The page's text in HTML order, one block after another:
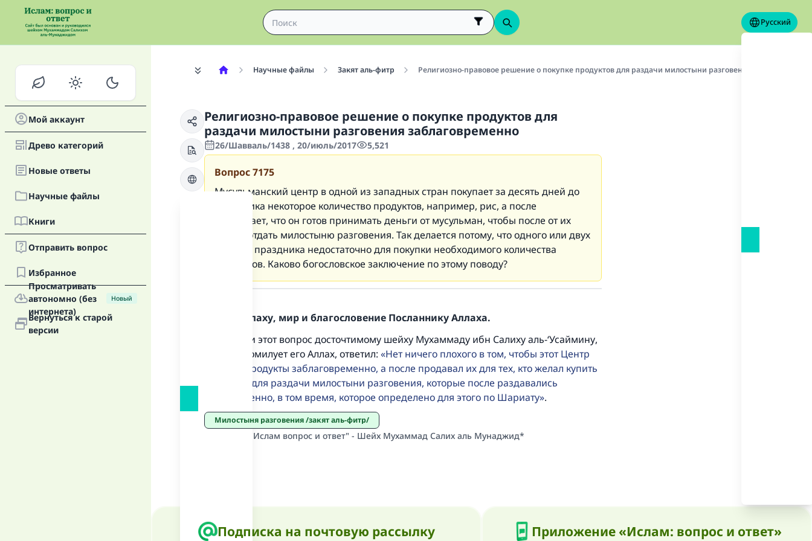
Русский
Мой аккаунт
Древо категорий
Новые oтветы
Научные файлы
Книги
Отправить вопрос
Избранное
Просматривать
автономно (без
интернета)
Новый
Вернуться к старой
версии
Научные файлы Закят аль-фитр Религиозно-правовое решение о покупке продуктов для раздачи милостыни разговения
Религиозно-правовое решение о покупке продуктов для
раздачи милостыни разговения заблаговременно
26/Шавваль/1438 , 20/июль/2017 5,521
Вопрос7175
Мусульманский центр в одной из западных стран покупает за десять дней до
праздника некоторое количество продуктов, например, рис, а после
оповещает, что он готов принимать деньги от мусульман, чтобы после от их
имени отдать милостыню разговения. Так делается потому, что одного или двух
дней до праздника недостаточно для покупки необходимого количества
продуктов. Каково богословское заключение по этому поводу?
Хвала Аллаху, мир и благословение Посланнику Аллаха.
Мы задали этот вопрос досточтимому шейху Мухаммаду ибн Салиху аль-‘Усаймину,
и он, да помилует его Аллах, ответил:
Нет ничего плохого в том, чтобы этот Центр
покупал продукты заблаговременно, а после продавал их для тех, кто желал купить
продукты для раздачи милостыни разговения, которые после раздавались
своевременно, в том время, которое определено для этого по Шариату .
Милостыня разговения /закят аль-фитр/
"Ислам вопрос и ответ" - Шейх Мухаммад Салих аль Мунаджид*
Подписка на почтовую рассылку Приложение «Ислам: вопрос и ответ»
Ответ № 110845 помог сохранить брак.
Помогите нам предоставить ответы Умме
Посланник Аллаха, мир ему и благословение, сказал:
«Указавшему на благое (полагается) такая же награда как и
совершившему его»
(МУСЛИМ, № 1893).
Участвуйте сейчас!